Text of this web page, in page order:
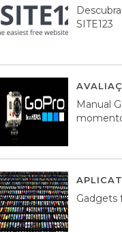
SITE123
Manual
Gadgets